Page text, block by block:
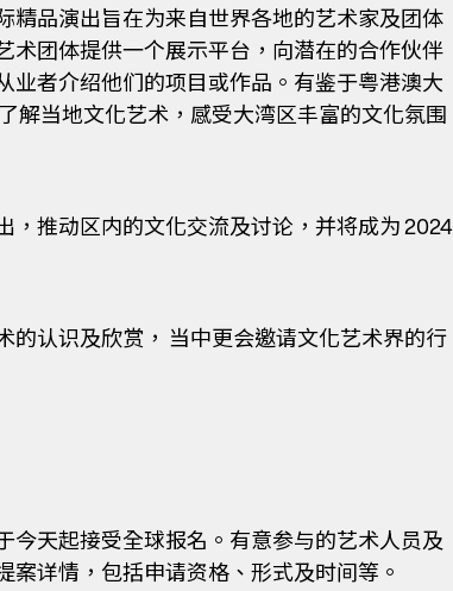
精品演出旨在为来自世界各地的艺术家及团体
术团体提供一个展示平台，向潜在的合作伙伴
者介绍他们的项目或作品。有鉴于粤港澳大
解当地文化艺术，感受大湾区丰富的文化氛围
推动区内的文化交流及讨论，并将成为 2024
认识及欣赏， 当中更会邀请文化艺术界的行
天起接受全球报名。有意参与的艺术人员及
案详情，包括申请资格、形式及时间等。